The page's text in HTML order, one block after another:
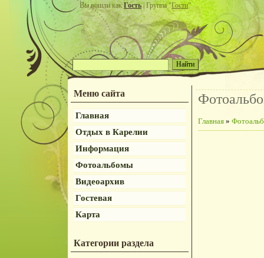
Вы вошли какГость| Группа "Гости"
Меню сайта
Главная
Отдых в Карелии
Информация
Фотоальбомы
Видеоархив
Гостевая
Карта
Категории раздела
Главная »